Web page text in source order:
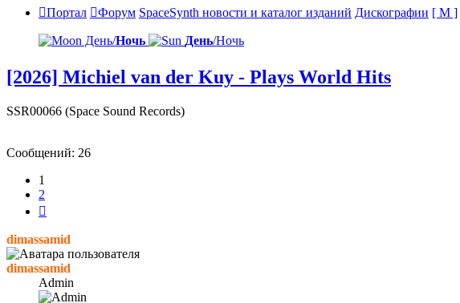
Портал Форум SpaceSynth новости и каталог изданий Дискографии [ M ]
День/Ночь День/Ночь
[2026] Michiel van der Kuy - Plays World Hits
SSR00066 (Space Sound Records)
Сообщений: 26
1
2
dimassamid
dimassamid
Admin